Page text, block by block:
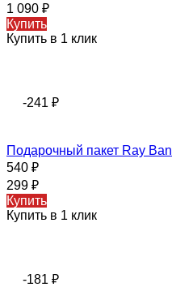
1 090 ₽
Купить
Купить в 1 клик
-241 ₽
Подарочный пакет Ray Ban
540 ₽
299 ₽
Купить
Купить в 1 клик
-181 ₽